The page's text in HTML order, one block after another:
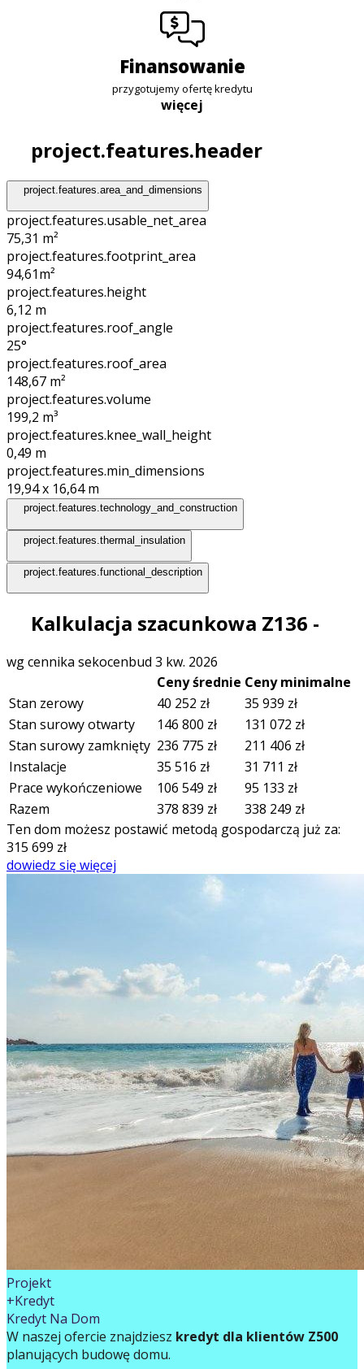
finansowanie
przygotujemy ofertę kredytu
więcej
project.features.header
project.features.area_and_dimensions
project.features.usable_net_area
75,31 m²
project.features.footprint_area
94,61m²
project.features.height
6,12 m
project.features.roof_angle
25°
project.features.roof_area
148,67 m²
project.features.volume
199,2 m³
project.features.knee_wall_height
0,49 m
project.features.min_dimensions
19,94 x 16,64m
project.features.technology_and_construction
project.features.thermal_insulation
project.features.functional_description
Kalkulacja szacunkowa Z136 -
wg cennika sekocenbud 3 kw. 2026
Ceny średnie Ceny minimalne
Stan zerowy
40 252 zł 35 939 zł
Stan surowy otwarty
146 800 zł 131 072 zł
Stan surowy zamknięty 236 775 zł 211 406 zł
Instalacje
35 516 zł 31 711 zł
Prace wykończeniowe
106 549 zł 95 133 zł
Razem
378 839 zł 338 249 zł
Ten dom możesz postawić metodą gospodarczą już za:
315 699 zł
dowiedz się więcej
Projekt
+Kredyt
Kredyt Na Dom
W naszej ofercie znajdziesz kredyt dla klientów Z500
planujących budowę domu.